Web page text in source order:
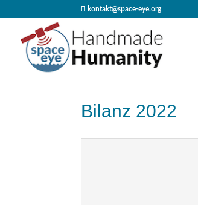
kontakt@space-eye.org
Bilanz 2022